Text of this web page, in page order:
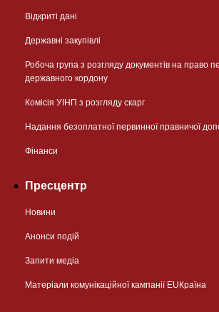
Відкриті дані
Державні закупівлі
Робоча група з розгляду документів на право
державного кордону
Комісія УІНП з розгляду скарг
Надання безоплатної первинної правничої
Фінанси
Пресцентр
Новини
Анонси подій
Запити медіа
Матеріали комунікаційної кампанії EUКраїна